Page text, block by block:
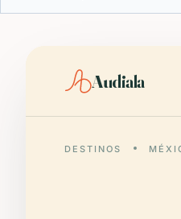
Audiala
DESTINOS